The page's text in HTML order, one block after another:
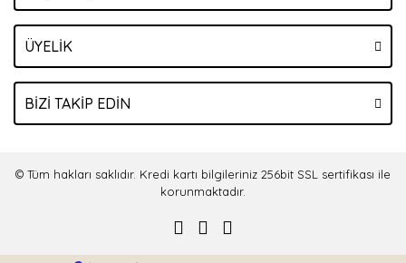
ÜYELİK
BİZİ TAKİP EDİN
© Tüm hakları saklıdır. Kredi kartı bilgileriniz 256bit SSL sertifikası ile
korunmaktadır.